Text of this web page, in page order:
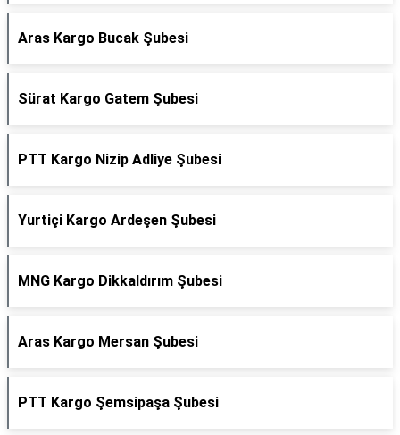
Aras Kargo Bucak Şubesi
Sürat Kargo Gatem Şubesi
PTT Kargo Nizip Adliye Şubesi
Yurtiçi Kargo Ardeşen Şubesi
MNG Kargo Dikkaldırım Şubesi
Aras Kargo Mersan Şubesi
PTT Kargo Şemsipaşa Şubesi